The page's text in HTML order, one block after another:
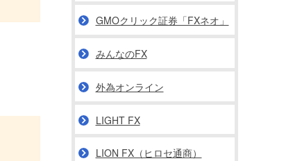
GMOクリック証券「FXネオ」
みんなのFX
外為オンライン
LIGHT FX
LION FX（ヒロセ通商）